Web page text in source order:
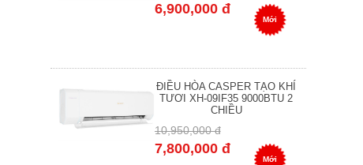
6,900,000 đ
Mới
ĐIỀU HÒA CASPER TẠO KHÍ
TƯƠI XH-09IF35 9000BTU 2
CHIỀU
10,950,000 đ
7,800,000 đ
Mới